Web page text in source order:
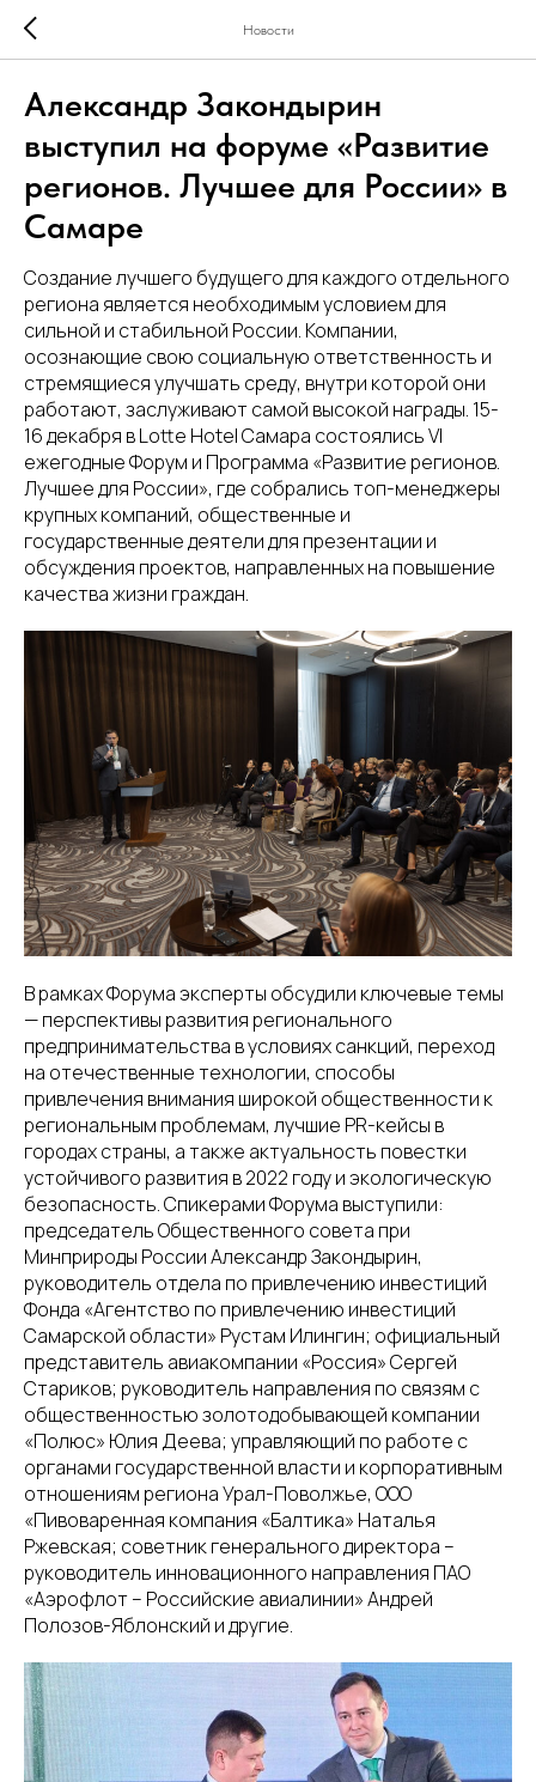
Новости
Александр Закондырин
выступил на форуме «Развитие
регионов. Лучшее для России» в
Самаре
Создание лучшего будущего для каждого отдельного
региона является необходимым условием для
сильной и стабильной России. Компании,
осознающие свою социальную ответственность и
стремящиеся улучшать среду, внутри которой они
работают, заслуживают самой высокой награды. 15-
16 декабря в Lotte Hotel Самара состоялись VI
ежегодные Форум и Программа «Развитие регионов.
Лучшее для России», где собрались топ-менеджеры
крупных компаний, общественные и
государственные деятели для презентации и
обсуждения проектов, направленных на повышение
качества жизни граждан.
В рамках Форума эксперты обсудили ключевые темы
— перспективы развития регионального
предпринимательства в условиях санкций, переход
на отечественные технологии, способы
привлечения внимания широкой общественности к
региональным проблемам, лучшие PR-кейсы в
городах страны, а также актуальность повестки
устойчивого развития в 2022 году и экологическую
безопасность. Спикерами Форума выступили:
председатель Общественного совета при
Минприроды России Александр Закондырин,
руководитель отдела по привлечению инвестиций
Фонда «Агентство по привлечению инвестиций
Самарской области» Рустам Илингин; официальный
представитель авиакомпании «Россия» Сергей
Стариков; руководитель направления по связям с
общественностью золотодобывающей компании
«Полюс» Юлия Деева; управляющий по работе с
органами государственной власти и корпоративным
отношениям региона Урал-Поволжье, ООО
«Пивоваренная компания «Балтика» Наталья
Ржевская; советник генерального директора –
руководитель инновационного направления ПАО
«Аэрофлот – Российские авиалинии» Андрей
Полозов-Яблонский и другие.